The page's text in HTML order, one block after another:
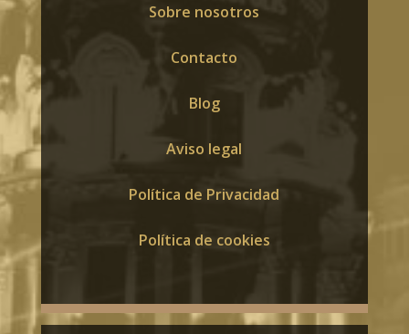
Sobre nosotros
Contacto
Blog
Aviso legal
Política de Privacidad
Política de cookies